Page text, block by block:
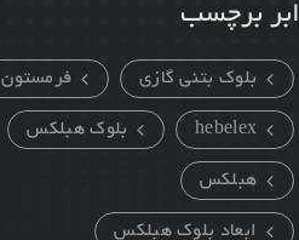
ابر برچسب
بلوک بتنی گازی فرمستون
hebelex بلوک هبلکس
هبلکس
ابعاد بلوک هبلکس